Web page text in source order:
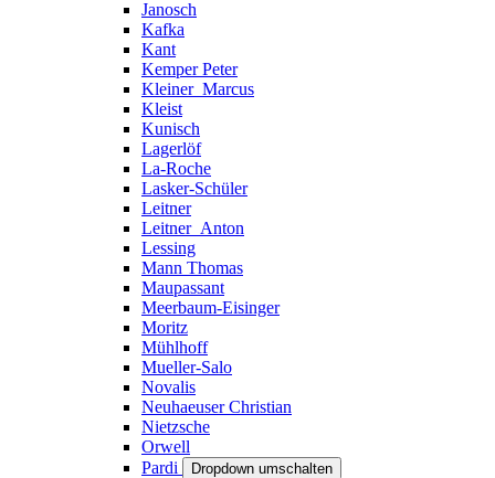
Janosch
Kafka
Kant
Kemper Peter
Kleiner_Marcus
Kleist
Kunisch
Lagerlöf
La-Roche
Lasker-Schüler
Leitner
Leitner_Anton
Lessing
Mann Thomas
Maupassant
Meerbaum-Eisinger
Moritz
Mühlhoff
Mueller-Salo
Novalis
Neuhaeuser Christian
Nietzsche
Orwell
Pardi
Dropdown umschalten